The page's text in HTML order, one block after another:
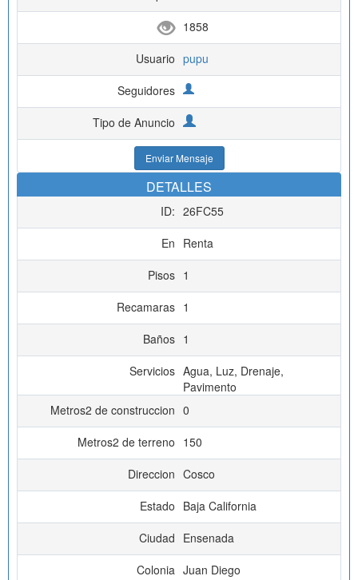
1858
Usuario pupu
Seguidores
Tipo de Anuncio
Enviar Mensaje
DETALLES
ID: 26FC55
En Renta
Pisos 1
Recamaras 1
Baños 1
Servicios Agua, Luz, Drenaje,
Pavimento
Metros2 de construccion 0
Metros2 de terreno 150
Direccion Cosco
Estado Baja California
Ciudad Ensenada
Colonia Juan Diego